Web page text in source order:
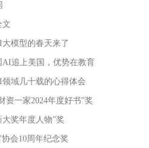
文
模型的春天来了
追上美国，优势在教育
域几十载的心得体会
资一家2024年度好书”奖
奖年度人物”奖
会10周年纪念奖